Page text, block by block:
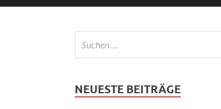
NEUESTE BEITRÄGE